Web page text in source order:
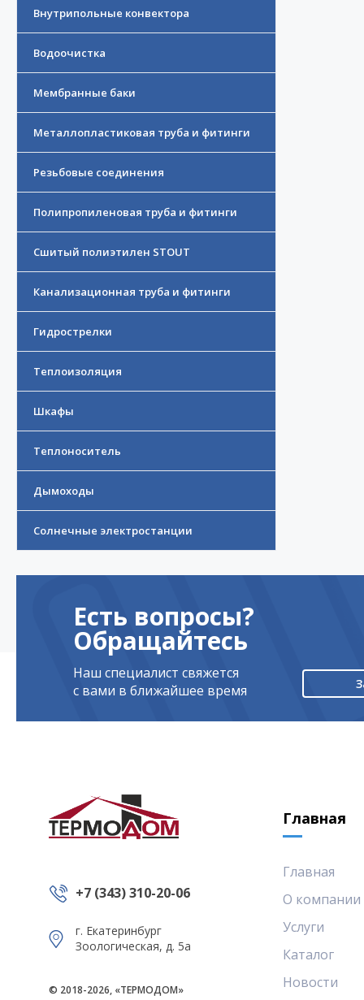
Внутрипольные конвектора
Водоочистка
Мембранные баки
Металлопластиковая труба и фитинги
Резьбовые соединения
Полипропиленовая труба и фитинги
Сшитый полиэтилен STOUT
Канализационная труба и фитинги
Гидрострелки
Теплоизоляция
Шкафы
Теплоноситель
Дымоходы
Солнечные электростанции
Есть вопросы?
Обращайтесь
Наш специалист свяжется
с вами в ближайшее время
Главная
+7 (343) 310-20-06
г. Екатеринбург
Зоологическая, д. 5а
© 2018-2026, «ТЕРМОДОМ»
Главная
О компании
Услуги
Каталог
Новости